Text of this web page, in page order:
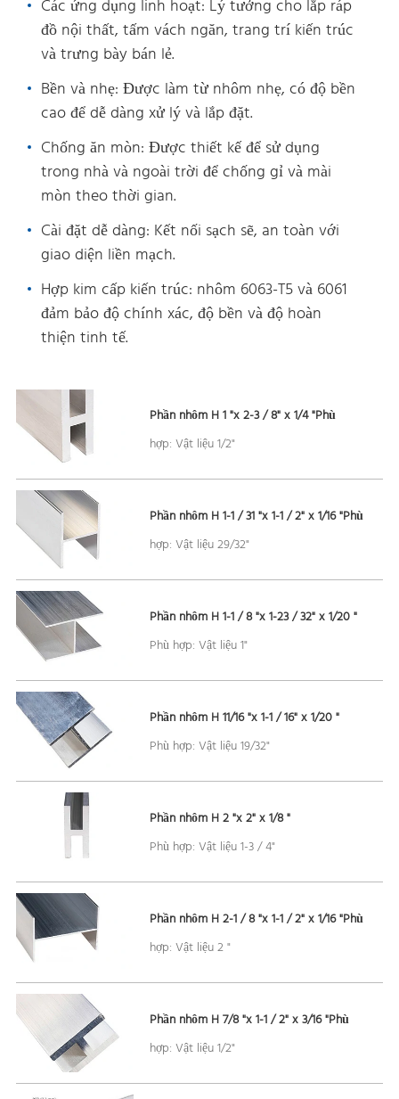
Các ứng dụng linh hoạt: Lý tưởng cho lắp ráp
đồ nội thất, tấm vách ngăn, trang trí kiến trúc
và trưng bày bán lẻ.
Bền và nhẹ: Được làm từ nhôm nhẹ, có độ bền
cao để dễ dàng xử lý và lắp đặt.
Chống ăn mòn: Được thiết kế để sử dụng
trong nhà và ngoài trời để chống gỉ và mài
mòn theo thời gian.
Cài đặt dễ dàng: Kết nối sạch sẽ, an toàn với
giao diện liền mạch.
Hợp kim cấp kiến trúc: nhôm 6063-T5 và 6061
đảm bảo độ chính xác, độ bền và độ hoàn
thiện tinh tế.
Phần nhôm H 1 "x 2-3 / 8" x 1/4 "Phù
hợp: Vật liệu 1/2"
Phần nhôm H 1-1 / 31 "x 1-1 / 2" x 1/16 "Phù
hợp: Vật liệu 29/32"
Phần nhôm H 1-1 / 8 "x 1-23 / 32" x 1/20 "
Phù hợp: Vật liệu 1"
Phần nhôm H 11/16 "x 1-1 / 16" x 1/20 "
Phù hợp: Vật liệu 19/32"
Phần nhôm H 2 "x 2" x 1/8 "
Phù hợp: Vật liệu 1-3 / 4"
Phần nhôm H 2-1 / 8 "x 1-1 / 2" x 1/16 "Phù
hợp: Vật liệu 2 "
Phần nhôm H 7/8 "x 1-1 / 2" x 3/16 "Phù
hợp: Vật liệu 1/2"